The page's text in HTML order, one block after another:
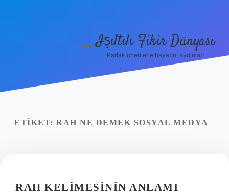
Yasal Uyarı
menüyüIşıltılı Fikir Dünyası
Parlak önerilerle hayatını aydınlat!
ETIKET: RAH NE DEMEK SOSYAL MEDYA
RAH KELIMESININ ANLAMI